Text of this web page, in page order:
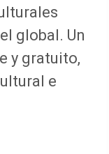
global. Un
y gratuito,
e